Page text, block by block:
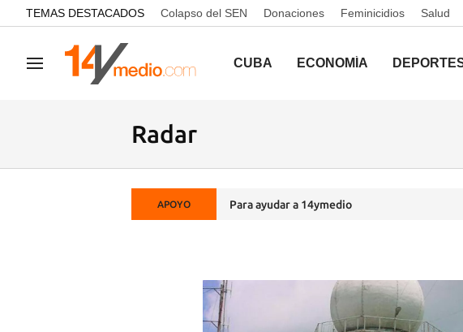
common.go-to-content
TEMAS DESTACADOS Colapso del SEN Donaciones Feminicidios Salud
Navegación CUBA ECONOMÍA
Radar
APOYO Para ayudar a 14ymedio